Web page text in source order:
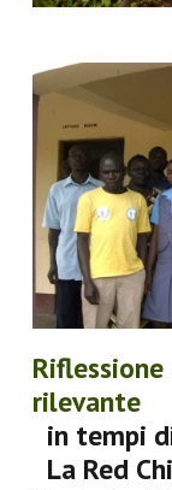
rilevante
in tempi
La Red